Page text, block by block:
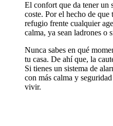
El confort que da tener un
coste. Por el hecho de
refugio frente cualquier
calma, ya sean ladrones o
Nunca sabes en qué
tu casa. De ahí que, la
Si tienes un sistema de
con más calma y
vivir.